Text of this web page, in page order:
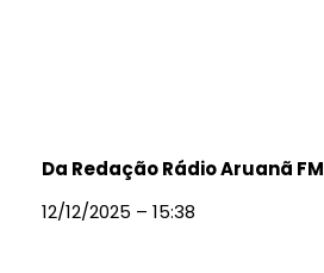
Da Redação Rádio Aruanã FM
12/12/2025 – 15:38